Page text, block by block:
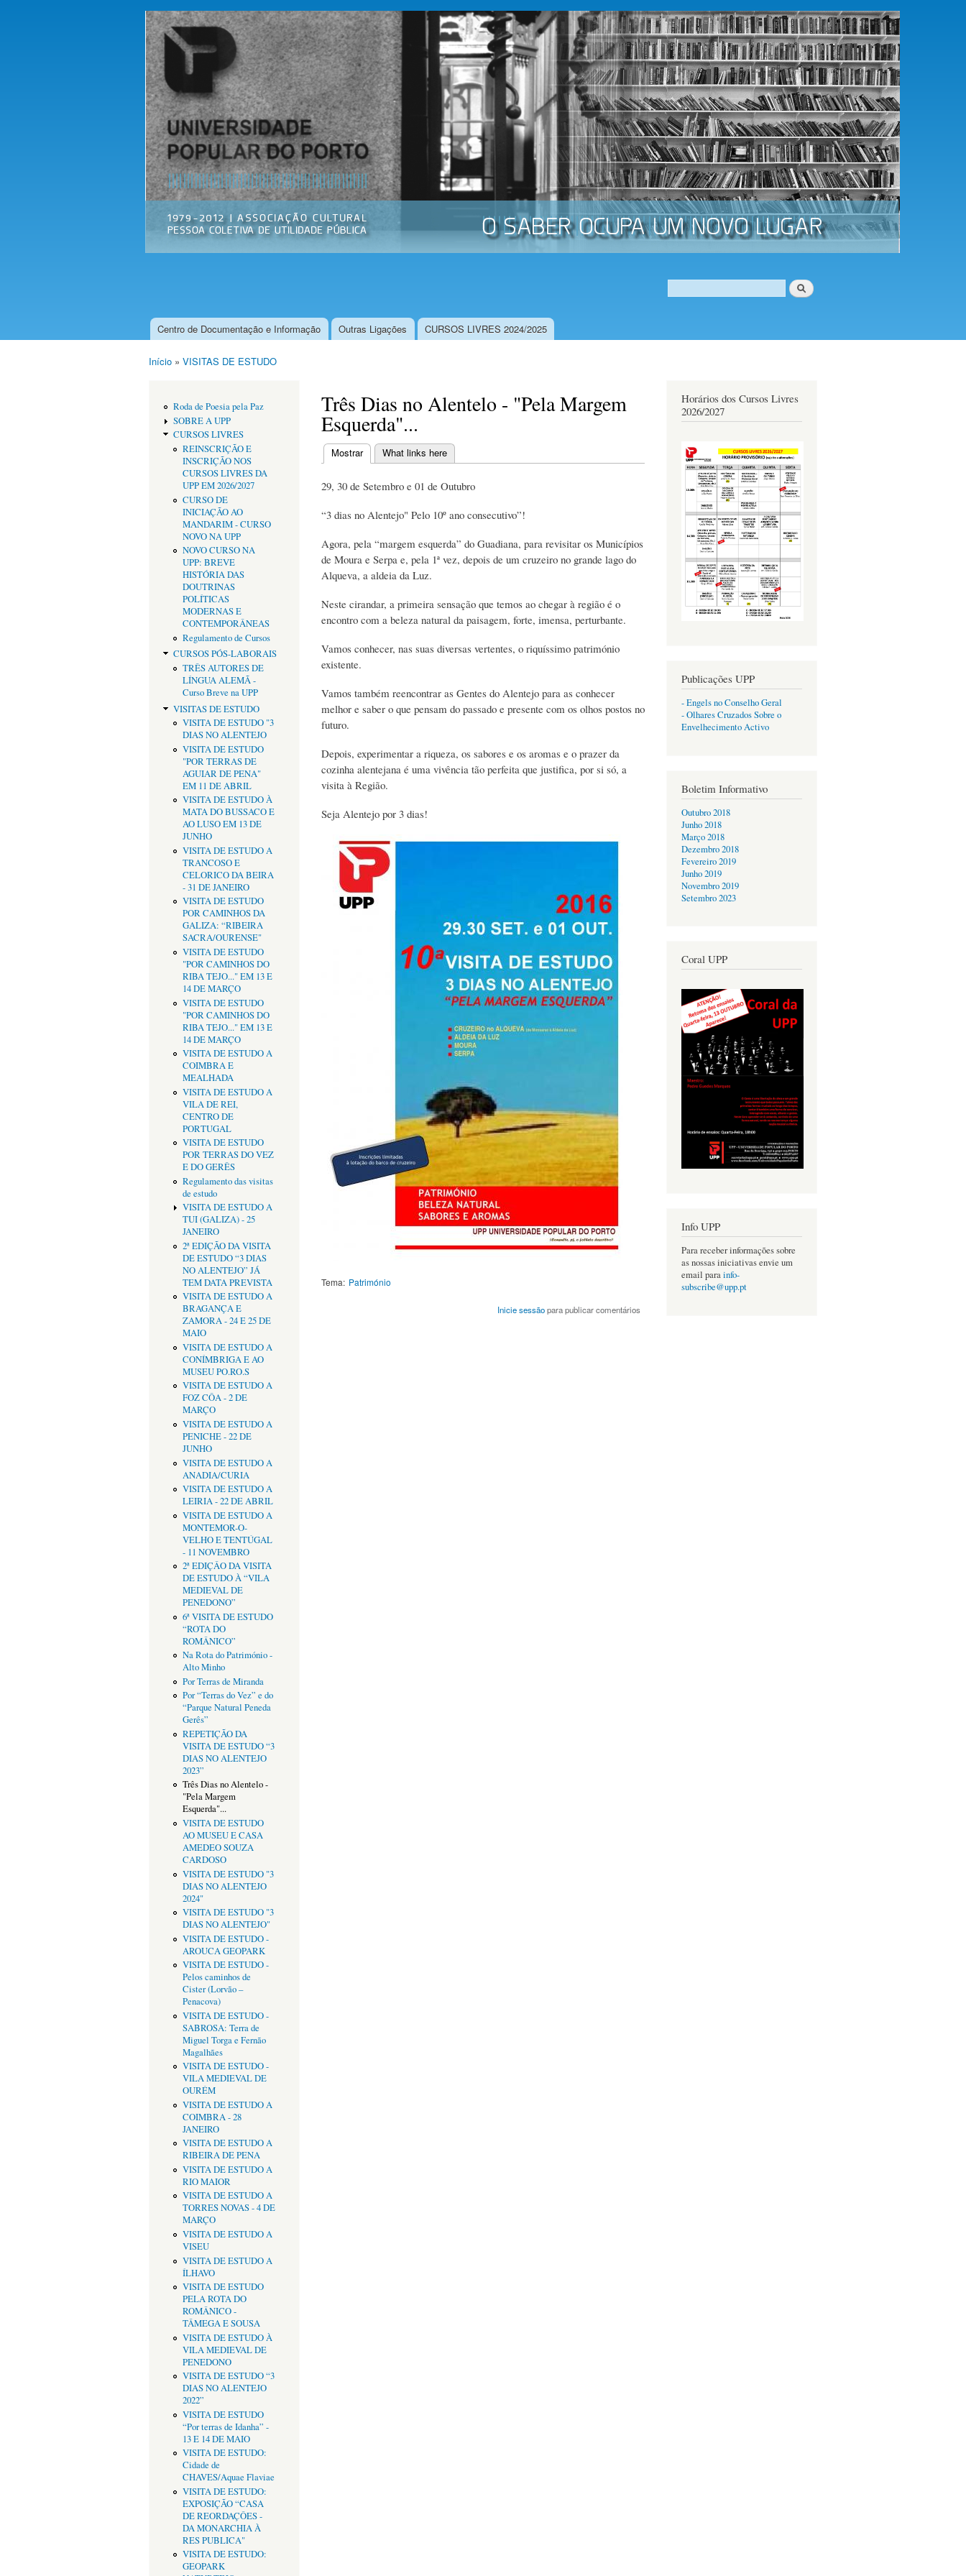
Passar
para o
conteúdo
principal
Universidade
Popular do
Porto
Associação
Cultural
Formulário de procura
Procurar
Menu principal
Centro de Documentação e Informação Outras Ligações CURSOS LIVRES 2024/2025
Início » VISITAS DE ESTUDO
Roda de Poesia pela Paz
SOBRE A UPP
CURSOS LIVRES
REINSCRIÇÃO E
INSCRIÇÃO NOS
CURSOS LIVRES DA
UPP EM 2026/2027
CURSO DE
INICIAÇÃO AO
MANDARIM - CURSO
NOVO NA UPP
NOVO CURSO NA
UPP: BREVE
HISTÓRIA DAS
DOUTRINAS
POLÍTICAS
MODERNAS E
CONTEMPORÂNEAS
Regulamento de Cursos
CURSOS PÓS-LABORAIS
TRÊS AUTORES DE
LÍNGUA ALEMÃ -
Curso Breve na UPP
VISITAS DE ESTUDO
VISITA DE ESTUDO "3
DIAS NO ALENTEJO
VISITA DE ESTUDO
"POR TERRAS DE
AGUIAR DE PENA"
EM 11 DE ABRIL
VISITA DE ESTUDO À
MATA DO BUSSACO E
AO LUSO EM 13 DE
JUNHO
VISITA DE ESTUDO A
TRANCOSO E
CELORICO DA BEIRA
- 31 DE JANEIRO
VISITA DE ESTUDO
POR CAMINHOS DA
GALIZA: “RIBEIRA
SACRA/OURENSE"
VISITA DE ESTUDO
"POR CAMINHOS DO
RIBA TEJO..." EM 13 E
14 DE MARÇO
VISITA DE ESTUDO
"POR CAMINHOS DO
RIBA TEJO..." EM 13 E
14 DE MARÇO
VISITA DE ESTUDO A
COIMBRA E
MEALHADA
VISITA DE ESTUDO A
VILA DE REI,
CENTRO DE
PORTUGAL
VISITA DE ESTUDO
POR TERRAS DO VEZ
E DO GERÊS
Regulamento das visitas
de estudo
VISITA DE ESTUDO A
TUI (GALIZA) - 25
JANEIRO
2ª EDIÇÃO DA VISITA
DE ESTUDO “3 DIAS
NO ALENTEJO” JÁ
TEM DATA PREVISTA
VISITA DE ESTUDO A
BRAGANÇA E
ZAMORA - 24 E 25 DE
MAIO
VISITA DE ESTUDO A
CONÍMBRIGA E AO
MUSEU PO.RO.S
VISITA DE ESTUDO A
FOZ CÔA - 2 DE
MARÇO
VISITA DE ESTUDO A
PENICHE - 22 DE
JUNHO
VISITA DE ESTUDO A
ANADIA/CURIA
VISITA DE ESTUDO A
LEIRIA - 22 DE ABRIL
VISITA DE ESTUDO A
MONTEMOR-O-
VELHO E TENTÚGAL
- 11 NOVEMBRO
2ª EDIÇÂO DA VISITA
DE ESTUDO À “VILA
MEDIEVAL DE
PENEDONO”
6ª VISITA DE ESTUDO
“ROTA DO
ROMÂNICO”
Na Rota do Património -
Alto Minho
Por Terras de Miranda
Por “Terras do Vez” e do
“Parque Natural Peneda
Gerês”
REPETIÇÃO DA
VISITA DE ESTUDO “3
DIAS NO ALENTEJO
2023”
Três Dias no Alentelo -
"Pela Margem
Esquerda"...
VISITA DE ESTUDO
AO MUSEU E CASA
AMEDEO SOUZA
CARDOSO
VISITA DE ESTUDO "3
DIAS NO ALENTEJO
2024"
VISITA DE ESTUDO "3
DIAS NO ALENTEJO"
VISITA DE ESTUDO -
AROUCA GEOPARK
VISITA DE ESTUDO -
Pelos caminhos de
Cister (Lorvão –
Penacova)
VISITA DE ESTUDO -
SABROSA: Terra de
Miguel Torga e Fernão
Magalhães
VISITA DE ESTUDO -
VILA MEDIEVAL DE
OURÉM
VISITA DE ESTUDO A
COIMBRA - 28
JANEIRO
VISITA DE ESTUDO A
RIBEIRA DE PENA
VISITA DE ESTUDO A
RIO MAIOR
VISITA DE ESTUDO A
TORRES NOVAS - 4 DE
MARÇO
VISITA DE ESTUDO A
VISEU
VISITA DE ESTUDO A
ÍLHAVO
VISITA DE ESTUDO
PELA ROTA DO
ROMÂNICO -
TÂMEGA E SOUSA
VISITA DE ESTUDO À
VILA MEDIEVAL DE
PENEDONO
VISITA DE ESTUDO “3
DIAS NO ALENTEJO
2022”
VISITA DE ESTUDO
“Por terras de Idanha” -
13 E 14 DE MAIO
VISITA DE ESTUDO:
Cidade de
CHAVES/Aquae Flaviae
VISITA DE ESTUDO:
EXPOSIÇÃO “CASA
DE REORDAÇÔES -
DA MONARCHIA À
RES PUBLICA"
VISITA DE ESTUDO:
GEOPARK
Três Dias no Alentelo - "Pela Margem
Esquerda"...
Separadores primários
Mostrar(separador ativo)
What links here
29, 30 de Setembro e 01 de Outubro
“3 dias no Alentejo" Pelo 10º ano consecutivo”!
Agora, pela “margem esquerda” do Guadiana, para revisitar os Municípios
de Moura e Serpa e, pela 1ª vez, depois de um cruzeiro no grande lago do
Alqueva, a aldeia da Luz.
Neste cirandar, a primeira sensação que temos ao chegar à região é o
encontro com a beleza natural da paisagem, forte, imensa, perturbante.
Vamos conhecer, nas suas diversas vertentes, o riquíssimo património
existente.
Vamos também reencontrar as Gentes do Alentejo para as conhecer
melhor e saber o que pensam do passado e presente com os olhos postos no
futuro.
Depois, experimentar a riqueza, os sabores e os aromas e o prazer da
cozinha alentejana é uma vivência tão perfeita que justifica, por si só, a
visita à Região.
Seja Alentejo por 3 dias!
Tema: Património
Inicie sessãopara publicar comentários
Horários dos Cursos Livres
2026/2027
Publicações UPP
- Engels no Conselho Geral
- Olhares Cruzados Sobre o
Envelhecimento Activo
Boletim Informativo
Outubro 2018
Junho 2018
Março 2018
Dezembro 2018
Fevereiro 2019
Junho 2019
Novembro 2019
Setembro 2023
Coral UPP
Info UPP
Para receber informações sobre
as nossas iniciativas envie um
email parainfo-
subscribe@upp.pt